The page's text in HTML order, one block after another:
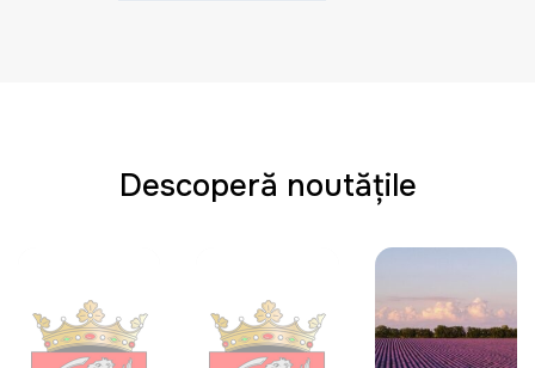
Descoperă noutățile